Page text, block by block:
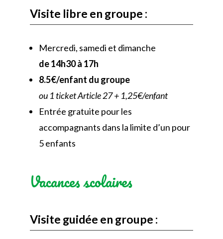
Visite libre en groupe :
Mercredi, samedi et dimanche
de 14h30 à 17h
8.5€/enfant du groupe
ou 1 ticket Article 27 + 1,25€/enfant
Entrée gratuite pour les
accompagnants dans la limite d’un pour
5 enfants
Vacances scolaires
Visite guidée en groupe :